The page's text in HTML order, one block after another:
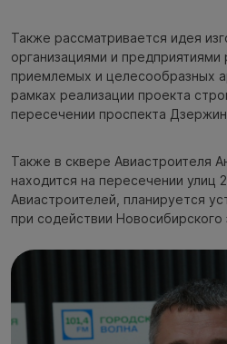
Также рассматривается идея
организациями и предприятиями
приемлемых и целесообразных
рамках реализации проекта
пересечении проспекта
Также в сквере Авиастроителя
находится на пересечении улиц
Авиастроителей, планируется
при содействии Новосибирского